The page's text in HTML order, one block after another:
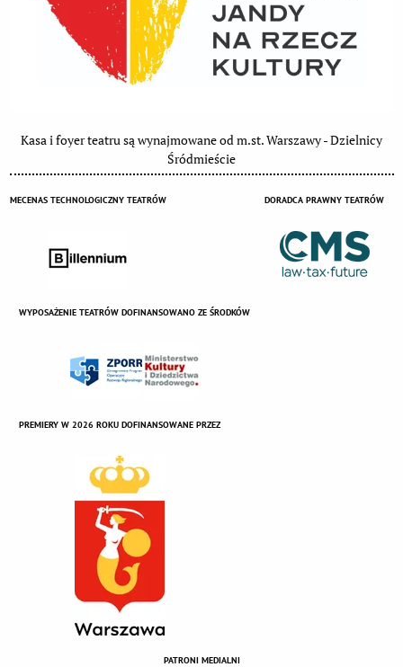
Kasa i foyer teatru są wynajmowane od m.st. Warszawy - Dzielnicy
Śródmieście
MECENAS TECHNOLOGICZNY TEATRÓW DORADCA PRAWNY TEATRÓW
WYPOSAŻENIE TEATRÓW DOFINANSOWANO ZE ŚRODKÓW
PREMIERY W 2026 ROKU DOFINANSOWANE PRZEZ
PATRONI MEDIALNI